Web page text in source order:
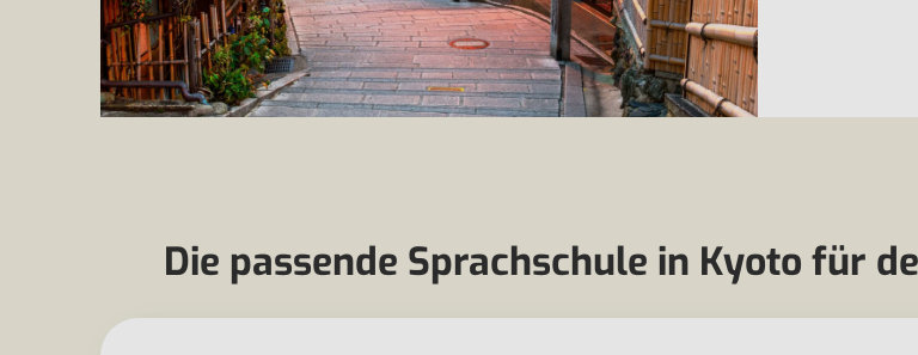
Die passende Sprachschule in Kyoto für